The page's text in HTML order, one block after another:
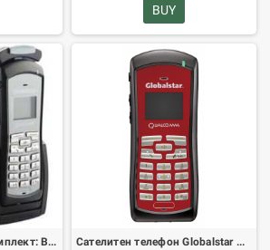
BUY
GSP-1700 Морски комплект: Включва GSP-1700C-EU, GIK-1700-MR, GIK-86-EXTEND, GPH-1700, GDC-1700-CBL, GDC-1700CD-EU Сателитен телефон Globalstar GSP-1700